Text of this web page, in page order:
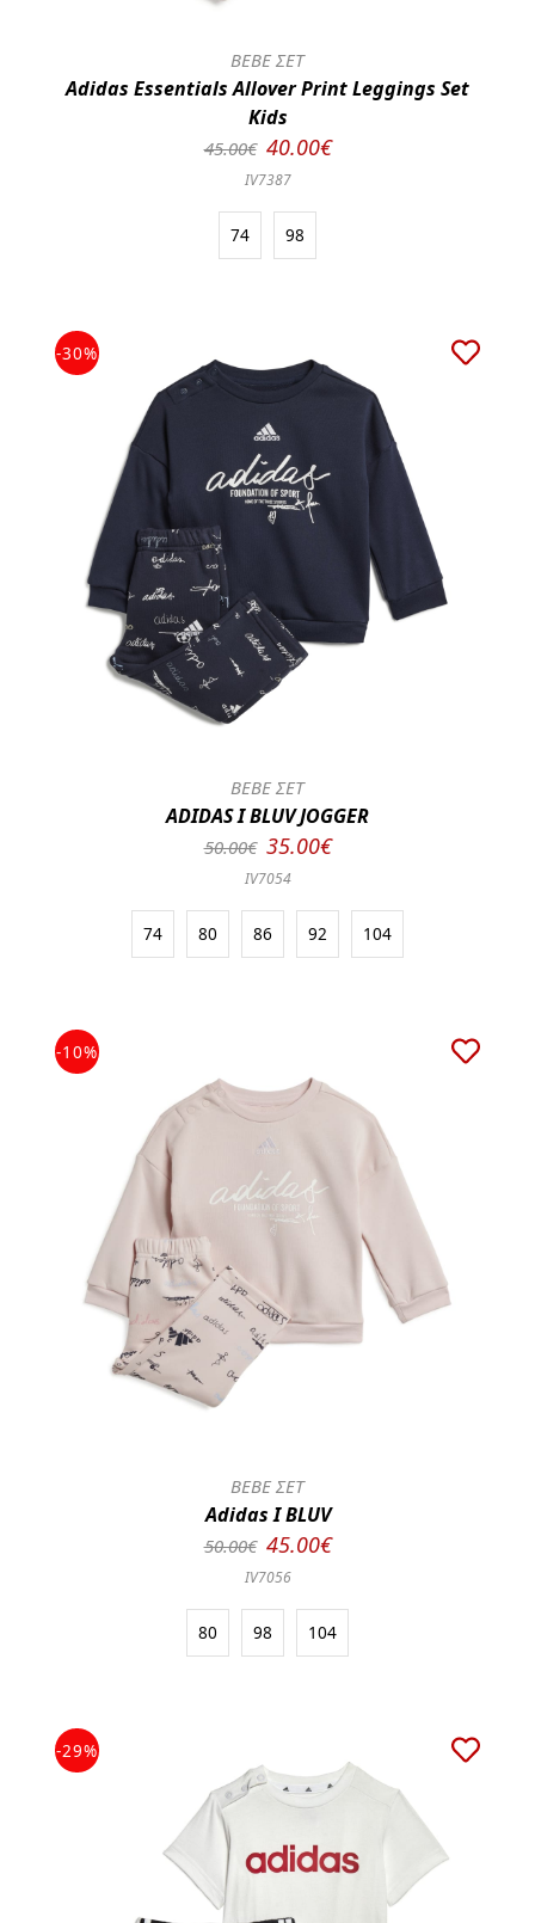
BEBE ΣΕΤ
Adidas Essentials Allover Print Leggings Set
Kids
45.00€ 40.00€
IV7387
74 98
-30%
BEBE ΣΕΤ
ADIDAS I BLUV JOGGER
50.00€ 35.00€
IV7054
74 80 86 92 104
-10%
BEBE ΣΕΤ
Adidas I BLUV
50.00€ 45.00€
IV7056
80 98 104
-29%